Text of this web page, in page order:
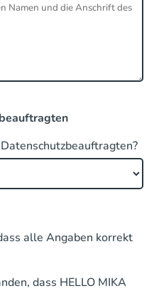
alle Angaben korrekt
dass HELLO MIKA